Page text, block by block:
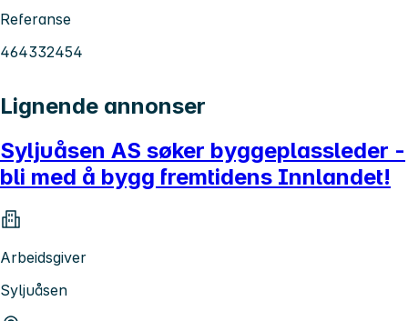
Referanse
464332454
Lignende annonser
Syljuåsen AS søker byggeplassleder -
bli med å bygg fremtidens Innlandet!
Arbeidsgiver
Syljuåsen